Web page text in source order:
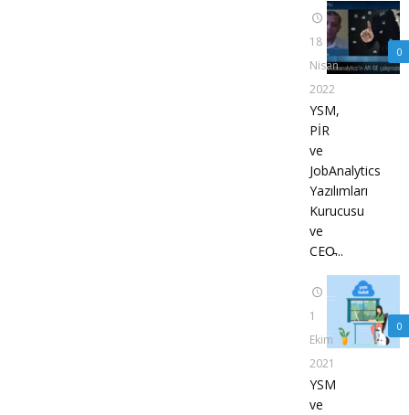
0
18
Nisan
2022
YSM,
PİR
ve
JobAnalytics
Yazılımları
Kurucusu
ve
CEO̵...
0
1
Ekim
2021
YSM
ve